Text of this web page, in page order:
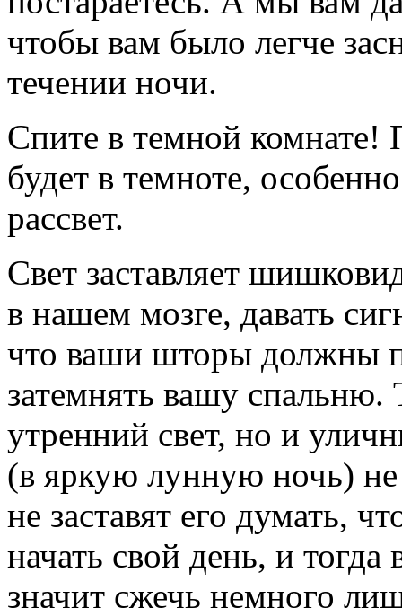
чтобы вам было легче
течении ночи.
Спите в темной комнате!
будет в темноте,
рассвет.
Свет заставляет
в нашем мозге, давать
что ваши шторы должны
затемнять вашу спальню.
утренний свет, но и
(в яркую лунную ночь)
не заставят его думать,
начать свой день, и
значит сжечь немного